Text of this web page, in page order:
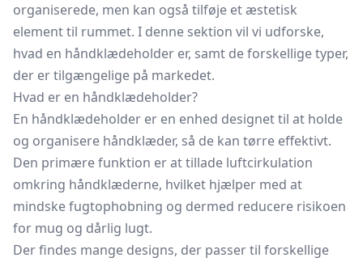
organiserede, men kan også tilføje et æstetisk
element til rummet. I denne sektion vil vi udforske,
hvad en håndklædeholder er, samt de forskellige typer,
der er tilgængelige på markedet.
Hvad er en håndklædeholder?
En håndklædeholder er en enhed designet til at holde
og organisere håndklæder, så de kan tørre effektivt.
Den primære funktion er at tillade luftcirkulation
omkring håndklæderne, hvilket hjælper med at
mindske fugtophobning og dermed reducere risikoen
for mug og dårlig lugt.
Der findes mange designs, der passer til forskellige